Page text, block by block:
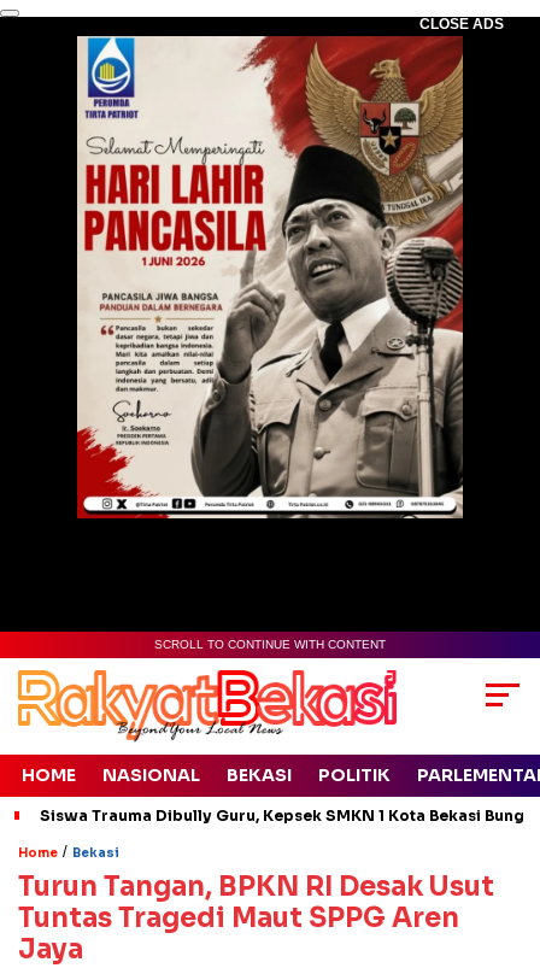
CLOSE ADS
SCROLL TO CONTINUE WITH CONTENT
HOME NASIONAL BEKASI POLITIK
Siswa Trauma Dibully Guru, Kepsek SMKN 1 Kota Bekasi
Home / Bekasi
Turun Tangan, BPKN RI Desak Usut
Tuntas Tragedi Maut SPPG Aren
Jaya